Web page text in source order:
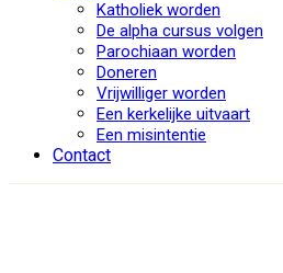
Katholiek worden
De alpha cursus volgen
Parochiaan worden
Doneren
Vrijwilliger worden
Een kerkelijke uitvaart
Een misintentie
Contact